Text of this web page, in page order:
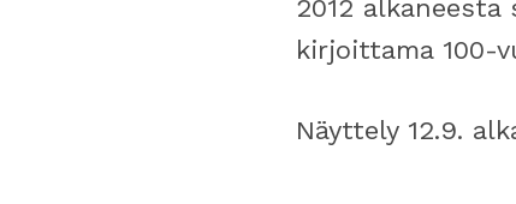
2012
kirjoittama 100-
Näyttely 12.9.